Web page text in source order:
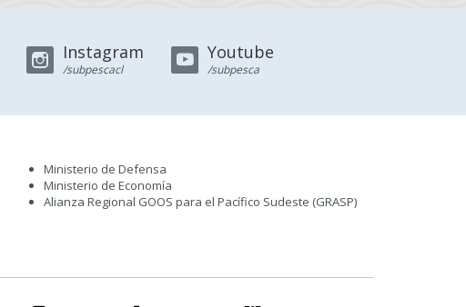
Instagram
/subpescacl
Youtube
/subpesca
Ministerio de Defensa
Ministerio de Economía
Alianza Regional GOOS para el Pacífico Sudeste (GRASP)